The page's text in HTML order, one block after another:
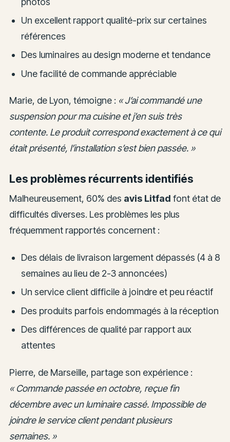
Un excellent rapport qualité-prix sur certaines
références
Des luminaires au design moderne et tendance
Une facilité de commande appréciable
Marie, de Lyon, témoigne : « J’ai commandé une
suspension pour ma cuisine et j’en suis très
contente. Le produit correspond exactement à ce qui
était présenté, l’installation s’est bien passée. »
Les problèmes récurrents identifiés
Malheureusement, 60% des avis Litfad font état de
difficultés diverses. Les problèmes les plus
fréquemment rapportés concernent :
Des délais de livraison largement dépassés (4 à 8
semaines au lieu de 2-3 annoncées)
Un service client difficile à joindre et peu réactif
Des produits parfois endommagés à la réception
Des différences de qualité par rapport aux
attentes
Pierre, de Marseille, partage son expérience :
« Commande passée en octobre, reçue fin
décembre avec un luminaire cassé. Impossible de
joindre le service client pendant plusieurs
semaines. »